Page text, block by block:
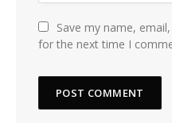
Save my name,
for the next time I